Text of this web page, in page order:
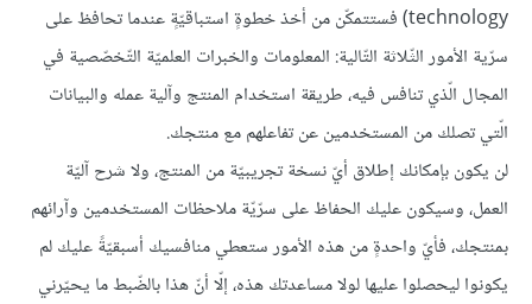
technology) فستتمكّن من أخذ خطوةٍ استباقيّةٍ عندما تحافظ على
سرّية الأمور الثّلاثة التّالية: المعلومات والخبرات العلميّة التّخصّصية في
المجال الّذي تنافس فيه، طريقة استخدام المنتج وآلية عمله والبيانات
الّتي تصلك من المستخدمين عن تفاعلهم مع منتجك.
لن يكون بإمكانك إطلاق أيّ نسخة تجريبيّة من المنتج، ولا شرح آليّة
العمل، وسيكون عليك الحفاظ على سرّيّة ملاحظات المستخدمين وآرائهم
بمنتجك، فأيّ واحدةٍ من هذه الأمور ستعطي منافسيك أسبقيّةً عليك لم
يكونوا ليحصلوا عليها لولا مساعدتك هذه، إلّا أنّ هذا بالضّبط ما يحيّرني